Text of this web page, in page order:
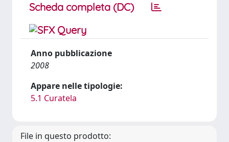
Scheda completa (DC)
Anno pubblicazione
2008
Appare nelle tipologie:
5.1 Curatela
File in questo prodotto: